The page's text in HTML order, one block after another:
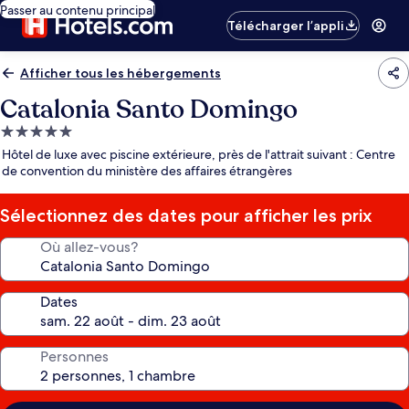
Passer au contenu principal
Télécharger l’appli
Afficher tous les hébergements
Catalonia Santo Domingo
Hébergement
5.0 étoiles
Hôtel de luxe avec piscine extérieure, près de l'attrait suivant : Centre
de convention du ministère des affaires étrangères
Sélectionnez des dates pour afficher les prix
Où allez-vous?
Dates
Personnes